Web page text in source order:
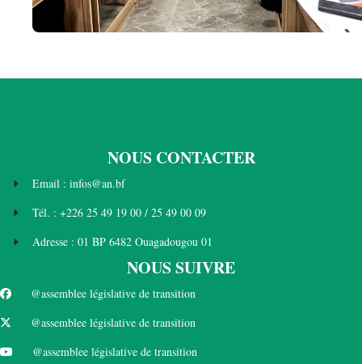
NOUS CONTACTER
Email : infos@an.bf
Tél. : +226 25 49 19 00 / 25 49 00 09
Adresse : 01 BP 6482 Ouagadougou 01
NOUS SUIVRE
@assemblee législative de transition
@assemblee législative de transition
@assemblee législative de transition